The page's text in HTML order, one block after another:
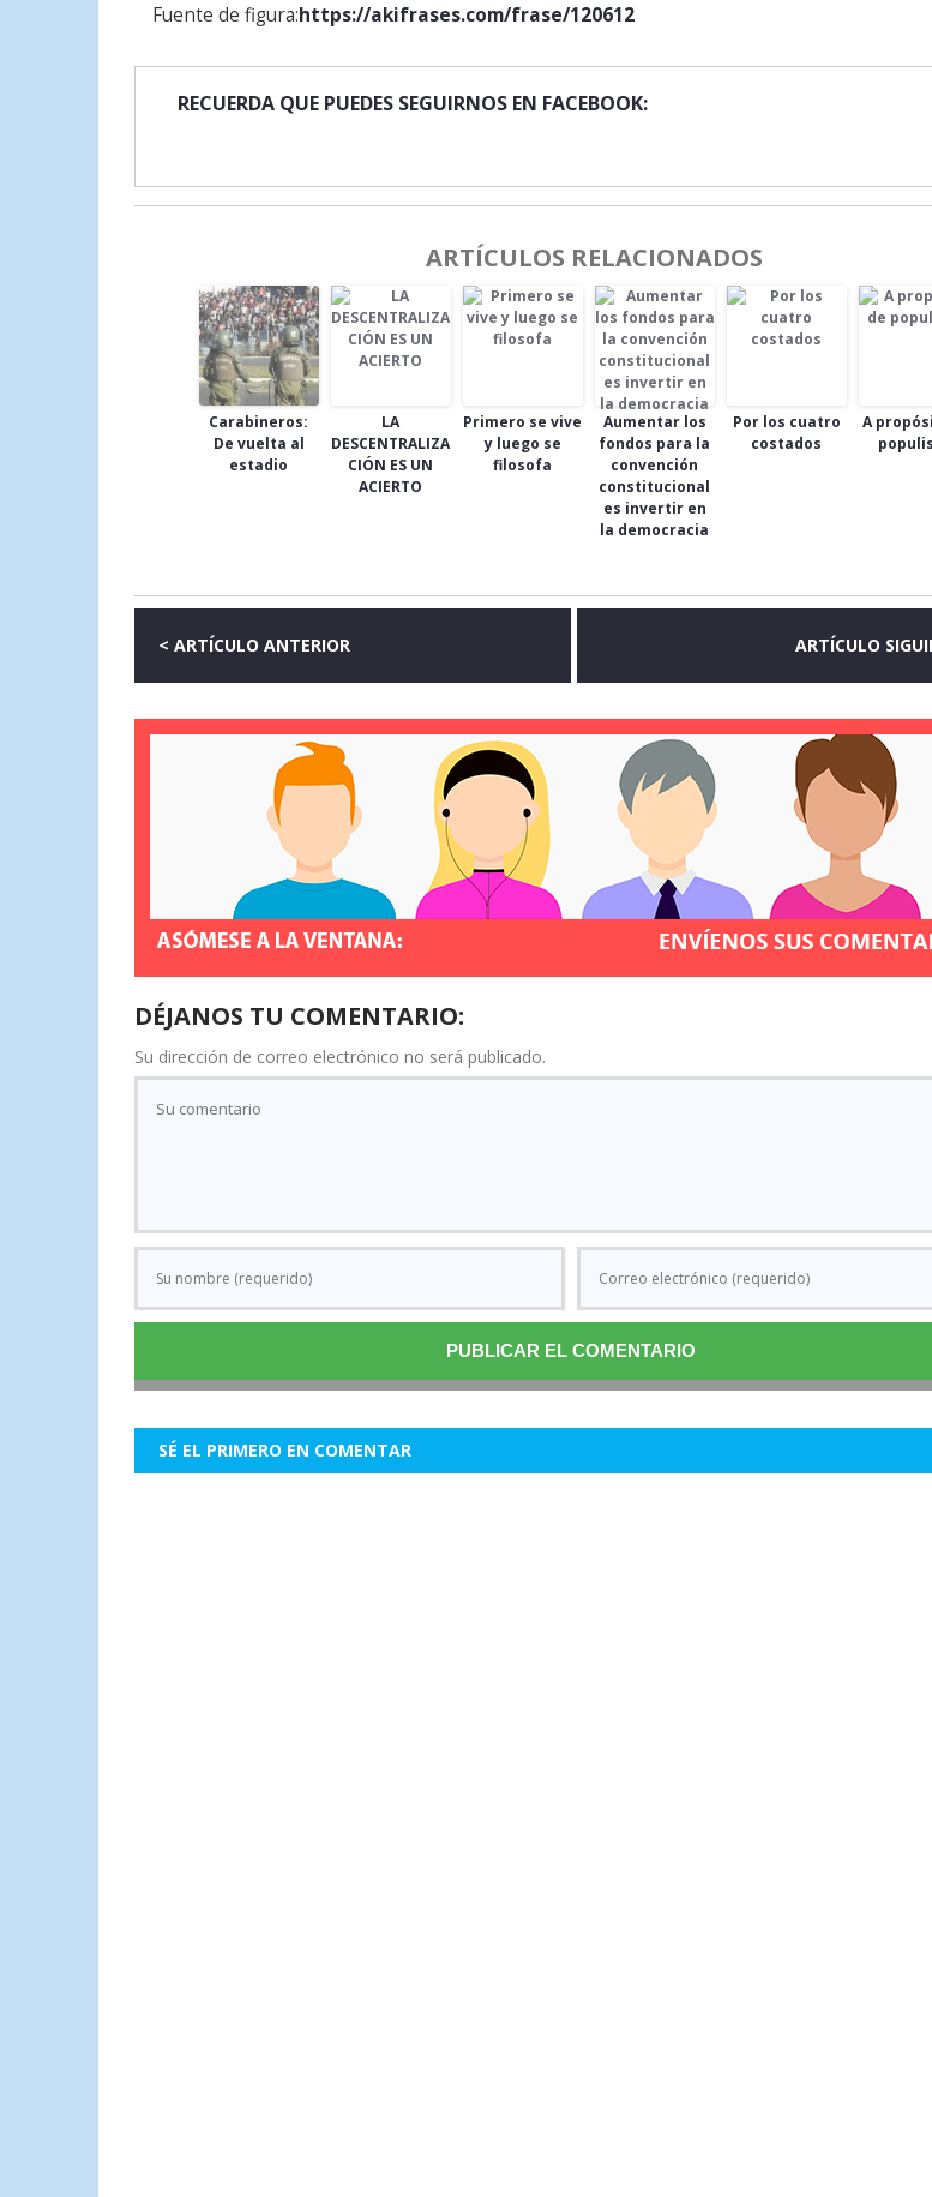
Fuente de figura:https://akifrases.com/frase/120612
RECUERDA QUE PUEDES SEGUIRNOS EN FACEBOOK:
ARTÍCULOS RELACIONADOS
Carabineros:
De vuelta al
estadio
LA
DESCENTRALIZA
CIÓN ES UN
ACIERTO
Primero se vive
y luego se
filosofa
Aumentar los
fondos para la
convención
constitucional
es invertir en
la democracia
Por los cuatro
costados
A
< ARTÍCULO ANTERIOR ARTÍCULO
DÉJANOS TU COMENTARIO:
Su dirección de correo electrónico no será publicado.
SÉ EL PRIMERO EN COMENTAR